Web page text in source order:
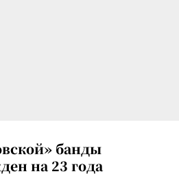
банды
на 23 года